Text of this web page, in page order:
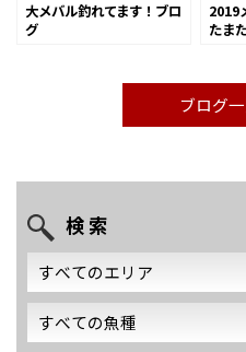
大メバル釣れてます！ブロ
グ
2019
たま
ブログ
検 索